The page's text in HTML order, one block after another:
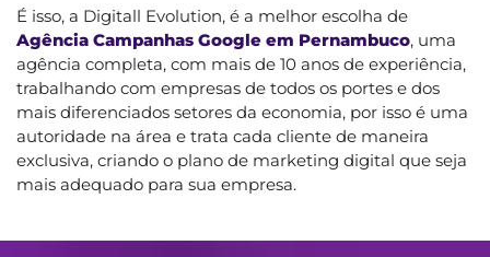
É isso, a Digitall Evolution, é a melhor escolha de
Agência Campanhas Google em Pernambuco, uma
agência completa, com mais de 10 anos de experiência,
trabalhando com empresas de todos os portes e dos
mais diferenciados setores da economia, por isso é uma
autoridade na área e trata cada cliente de maneira
exclusiva, criando o plano de marketing digital que seja
mais adequado para sua empresa.